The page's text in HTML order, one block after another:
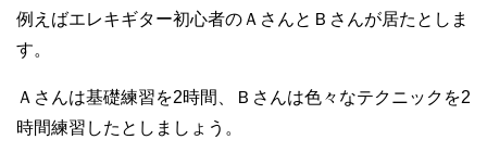
例えばエレキギター初心者のＡさんとＢさんが居たとしま
す。
Ａさんは基礎練習を2時間、Ｂさんは色々なテクニックを2
時間練習したとしましょう。